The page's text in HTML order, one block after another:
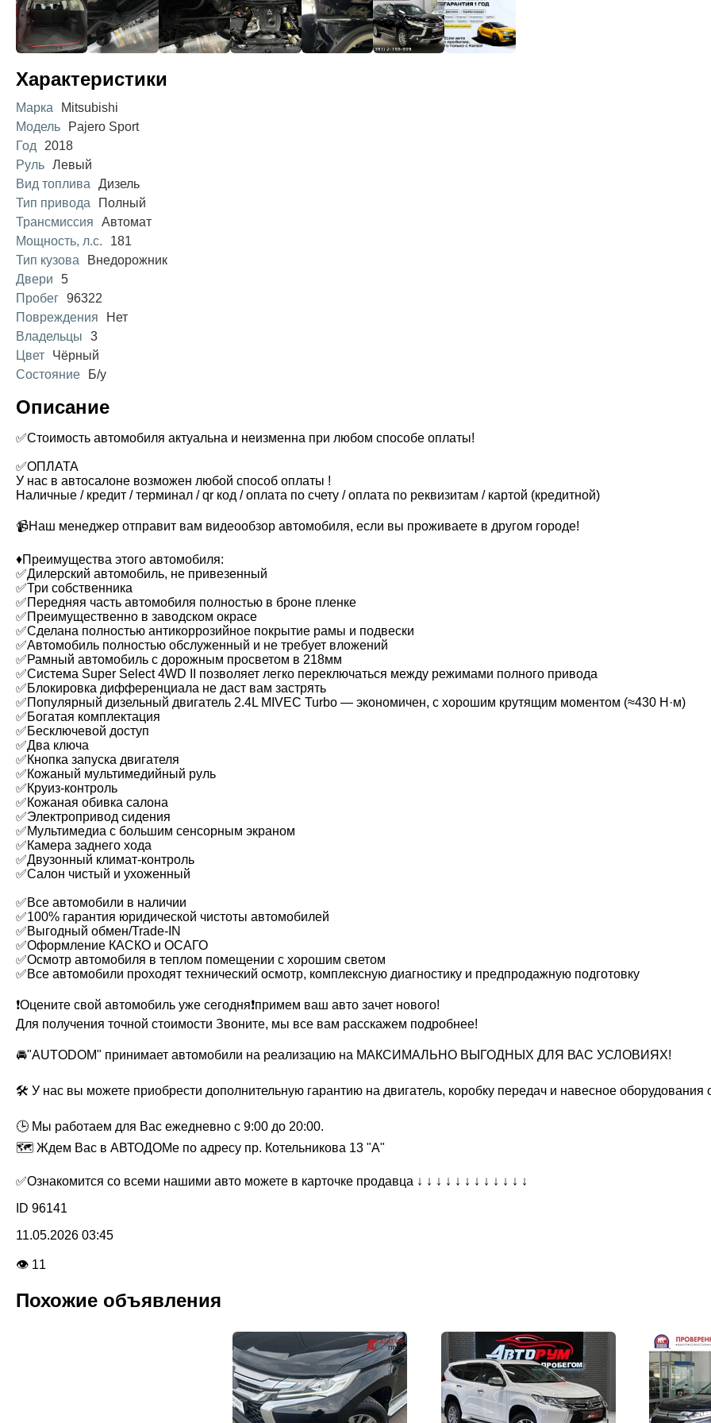
Характеристики
Марка
Mitsubishi
Модель
Pajero Sport
Год
2018
Руль Левый
Вид топлива
Дизель
Тип привода
Полный
Трансмиссия
Автомат
Мощность, л.с.
181
Тип кузова
Внедорожник
Двери
5
Пробег 96322
Повреждения
Нет
Владельцы
3
Цвет
Чёрный
Состояние
Б/у
Описание
✅Стоимость автомобиля актуальна и неизменна при любом способе оплаты!
✅ОПЛАТА
У нас в автосалоне возможен любой способ оплаты !
Наличные / кредит / терминал / qr код / оплата по счету / оплата по реквизитам / картой (кредитной)
📹Наш менеджер отправит вам видеообзор автомобиля, если вы проживаете в другом городе!
♦️Преимущества этого автомобиля:
✅Дилерский автомобиль, не привезенный
✅Три собственника
✅Передняя часть автомобиля полностью в броне пленке
✅Преимущественно в заводском окрасе
✅Сделана полностью антикоррозийное покрытие рамы и подвески
✅Автомобиль полностью обслуженный и не требует вложений
✅Рамный автомобиль с дорожным просветом в 218мм
✅Система Super Select 4WD II позволяет легко переключаться между режимами полного привода
✅Блокировка дифференциала не даст вам застрять
✅Популярный дизельный двигатель 2.4L MIVEC Turbo — экономичен, с хорошим крутящим моментом (≈430 Н·м)
✅Богатая комплектация
✅Бесключевой доступ
✅Два ключа
✅Кнопка запуска двигателя
✅Кожаный мультимедийный руль
✅Круиз-контроль
✅Кожаная обивка салона
✅Электропривод сидения
✅Мультимедиа с большим сенсорным экраном
✅Камера заднего хода
✅Двузонный климат-контроль
✅Салон чистый и ухоженный
✅Все автомобили в наличии
✅100% гарантия юридической чистоты автомобилей
✅Выгодный обмен/Trade-IN
✅Оформление КАСКО и ОСАГО
✅Осмотр автомобиля в теплом помещении с хорошим светом
✅Все автомобили проходят технический осмотр, комплексную диагностику и предпродажную подготовку
❗️Оцените свой автомобиль уже сегодня❗️примем ваш авто зачет нового!
Для получения точной стоимости Звоните, мы все вам расскажем подробнее!
🚘"AUTODOM" принимает автомобили на реализацию на МАКСИМАЛЬНО ВЫГОДНЫХ ДЛЯ ВАС УСЛОВИЯХ!
🛠 У нас вы можете приобрести дополнительную гарантию на двигатель, коробку передач и навесное
🕒 Мы работаем для Вас ежедневно с 9:00 до 20:00.
🗺 Ждем Вас в АВТОДОМе по адресу пр. Котельникова 13 "А"
✅Ознакомится со всеми нашими авто можете в карточке продавца ↓ ↓ ↓ ↓ ↓ ↓ ↓ ↓ ↓ ↓ ↓ ↓
ID 96141
11.05.2026 03:45
👁 11
Похожие объявления